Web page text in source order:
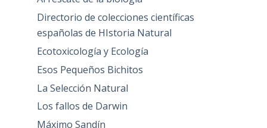
Directorio de colecciones científicas
españolas de HIstoria Natural
Ecotoxicología y Ecología
Esos Pequeños Bichitos
La Selección Natural
Los fallos de Darwin
Máximo Sandín